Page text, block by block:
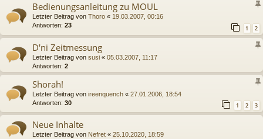
Bedienungsanleitung zu MOUL
Letzter Beitrag von Thoro « 19.03.2007, 00:16
Antworten: 23 1 2
D'ni Zeitmessung
Letzter Beitrag von susi « 05.03.2007, 11:17
Antworten: 2
Shorah!
Letzter Beitrag von ireenquench « 27.01.2006, 18:54
Antworten: 30 1 2 3
Neue Inhalte
Letzter Beitrag von Nefret « 25.10.2020, 18:59